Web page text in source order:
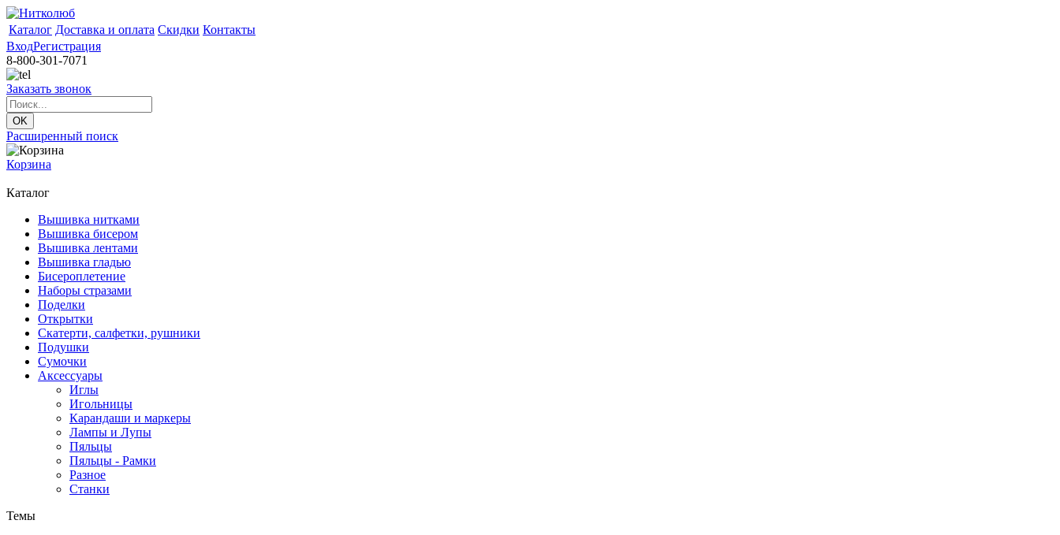
Каталог Доставка и оплата Скидки Контакты
ВходРегистрация
8-800-301-7071
Заказать звонок
Расширенный поиск
Корзина
Каталог
Вышивка нитками
Вышивка бисером
Вышивка лентами
Вышивка гладью
Бисероплетение
Наборы стразами
Поделки
Открытки
Скатерти, салфетки, рушники
Подушки
Сумочки
Аксессуары
Иглы
Игольницы
Карандаши и маркеры
Лампы и Лупы
Пяльцы
Пяльцы - Рамки
Разное
Станки
Темы